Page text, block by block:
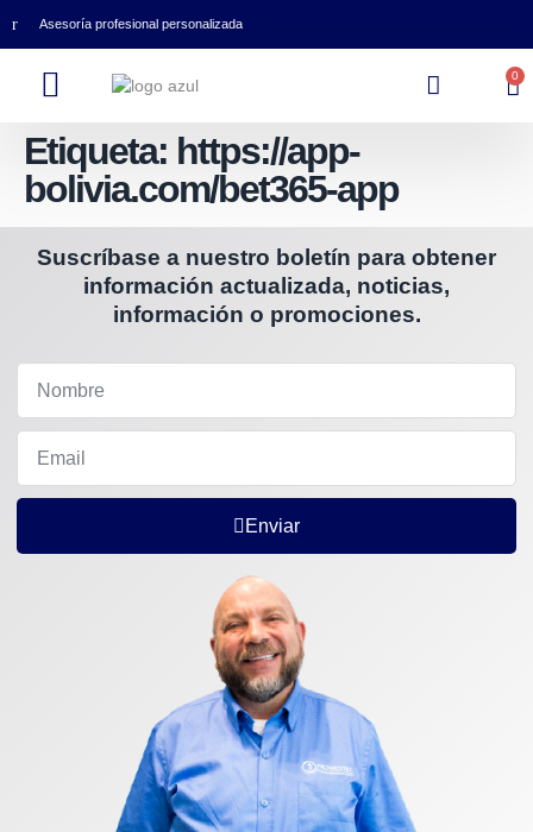
Asesoría profesional personalizada
0
Etiqueta: https://app-
bolivia.com/bet365-app
Suscríbase a nuestro boletín para obtener
información actualizada, noticias,
información o promociones.
Enviar